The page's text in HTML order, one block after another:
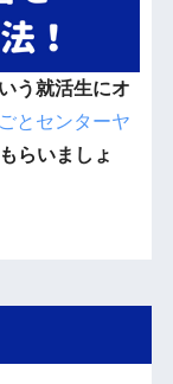
う就活生にオ
とセンターヤ
らいましょ